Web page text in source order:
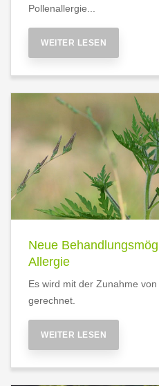
Pollenallergie...
WEITER LESEN
Neue
Allergie
Es wird mit der Zunahme
gerechnet.
WEITER LESEN